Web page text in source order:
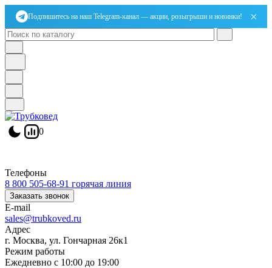
Подпишитесь на наш Telegram-канал — акции, розыгрыши и новинки! ×
0
Телефоны
8 800 505-68-91 горячая линия
Заказать звонок
E-mail
sales@trubkoved.ru
Адрес
г. Москва, ул. Гончарная 26к1
Режим работы
Ежедневно с 10:00 до 19:00